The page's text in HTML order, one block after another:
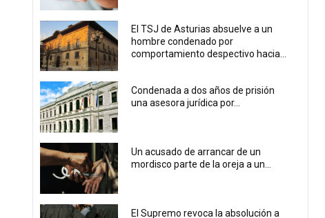
El TSJ de Asturias absuelve a un
hombre condenado por
comportamiento despectivo hacia...
Condenada a dos años de prisión
una asesora jurídica por...
Un acusado de arrancar de un
mordisco parte de la oreja a un...
El Supremo revoca la absolución a